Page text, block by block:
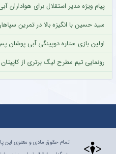
پیام ویژه مدیر استقلال برای
سید حسین با انگیزه بالا در تمرین
اولین بازی ستاره دوپینگی آبی پوشان پس از ۲۰ ماه
رونمایی تیم مطرح لیگ برتری از